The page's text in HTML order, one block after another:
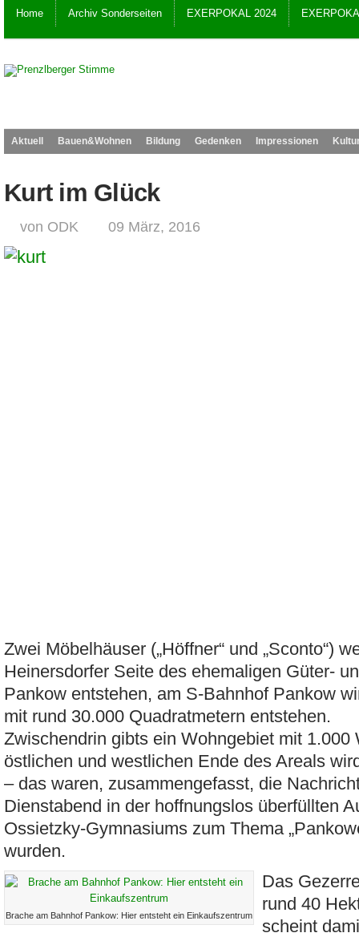
Home Archiv Sonderseiten EXERPOKAL 2024
Aktuell Bauen&Wohnen Bildung Gedenken Impressionen
Kurt im Glück
von ODK 09 März, 2016
Zwei Möbelhäuser („Höffner“ und „Sconto“)
Heinersdorfer Seite des ehemaligen Güter-
Pankow entstehen, am S-Bahnhof Pankow
mit rund 30.000 Quadratmetern entstehen.
Zwischendrin gibts ein Wohngebiet mit 1.000
östlichen und westlichen Ende des Areals
– das waren, zusammengefasst, die
Dienstabend in der hoffnungslos überfüllten
Ossietzky-Gymnasiums zum Thema
wurden.
Brache am Bahnhof Pankow: Hier entsteht ein Einkaufszentrum
Das
rund 40
scheint